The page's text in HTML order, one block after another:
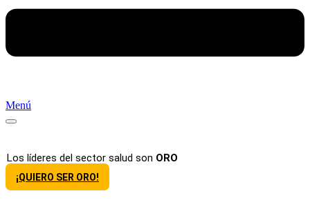
Menú
Los líderes del sector salud son ORO
¡QUIERO SER ORO!